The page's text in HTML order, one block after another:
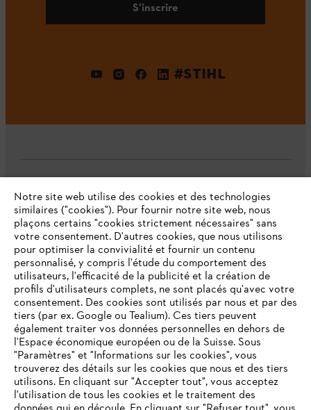
S'inscrire
#STIHL
L'Entreprise
Questions fréquentes
Service
Politique de protection des données
VOTRE NAVIGATEUR INTERNET
N'EST PLUS PRIS EN CHARGE
Notre site web utilise des cookies et des technologies
similaires ("cookies"). Pour fournir notre site web, nous
plaçons certains "cookies strictement nécessaires" sans
votre consentement. D'autres cookies, que nous utilisons
pour optimiser la convivialité et fournir un contenu
personnalisé, y compris l'étude du comportement des
utilisateurs, l'efficacité de la publicité et la création de
profils d'utilisateurs complets, ne sont placés qu'avec votre
consentement. Des cookies sont utilisés par nous et par des
tiers (par ex. Google ou Tealium). Ces tiers peuvent
également traiter vos données personnelles en dehors de
l'Espace économique européen ou de la Suisse. Sous
"Paramètres" et "Informations sur les cookies", vous
trouverez des détails sur les cookies que nous et des tiers
utilisons. En cliquant sur "Accepter tout", vous acceptez
l'utilisation de tous les cookies et le traitement des